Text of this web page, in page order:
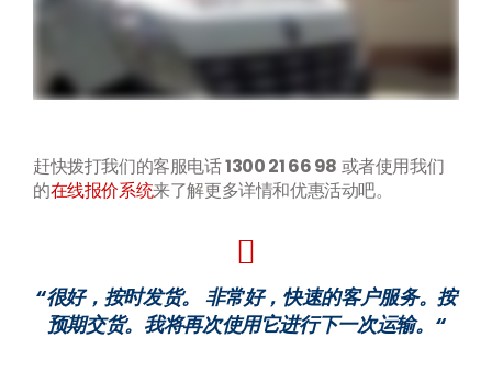
赶快拨打我们的客服电话1300 21 66 98 或者使用我们
的在线报价系统来了解更多详情和优惠活动吧。
“很好，按时发货。 非常好，快速的客户服务。按
预期交货。我将再次使用它进行下一次运输。“